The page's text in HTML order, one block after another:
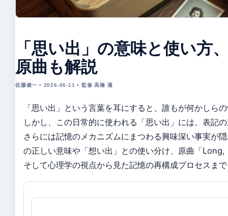
「思い出」の意味と使い方
原曲も解説
佐藤健一 • 2026-06-11 • 監修 高橋 蓮
「思い出」という言葉を耳にすると、誰もが何かしら
しかし、この日常的に使われる「思い出」には、表記
さらには記憶のメカニズムにまつわる興味深い事実が
の正しい意味や「想い出」との使い分け、原曲「
そして心理学の視点から見た記憶の再構成プロセスま